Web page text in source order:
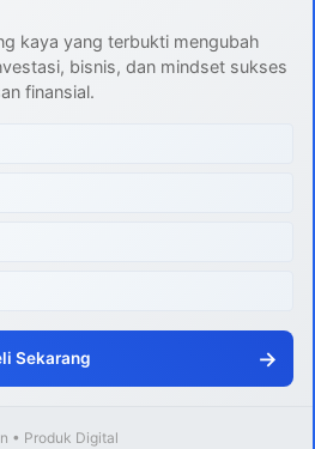
kaya yang terbukti mengubah
bisnis, dan mindset sukses
finansial.
Sekarang →
• Produk Digital